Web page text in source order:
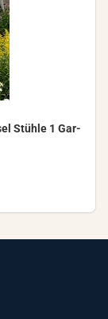
Stüh­le 1 Gar­